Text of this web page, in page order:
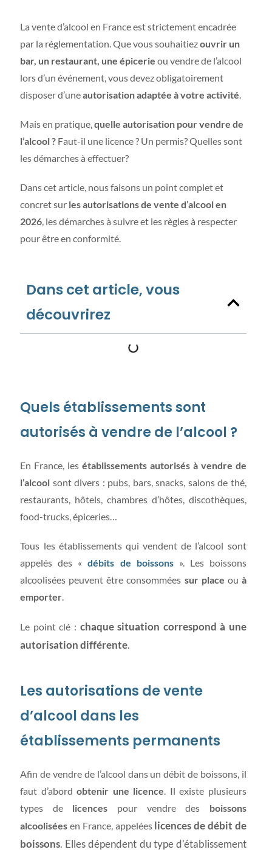
La vente d’alcool en France est strictement encadrée
par la réglementation. Que vous souhaitiezouvrir un
bar, un restaurant, une épicerie ou vendre de l’alcool
lors d’un événement, vous devez obligatoirement
disposer d’uneautorisation adaptée à votre activité.
Mais en pratique,quelle autorisation pour vendre de
l’alcool ? Faut-il une licence ? Un permis? Quelles sont
les démarches à effectuer?
Dans cet article, nous faisons un point complet et
concret sur les autorisations de vente d’alcool en
2026, les démarches à suivre et les règles à respecter
pour être en conformité.
Dans cet article, vous
découvrirez
Quels établissements sont
autorisés à vendre de l’alcool ?
En France, lesétablissements autorisés à vendre de
l’alcool sont divers : pubs, bars, snacks, salons de thé,
restaurants, hôtels, chambres d’hôtes, discothèques,
food-trucks, épiceries…
Tous les établissements qui vendent de l’alcool sont
appelés des «débits de boissons ». Les boissons
alcoolisées peuvent être consommées sur place ou à
emporter.
Le point clé : chaque situation correspond à une
autorisation différente.
Les autorisations de vente
d’alcool dans les
établissements permanents
Afin de vendre de l’alcool dans un débit de boissons, il
faut d’abordobtenir une licence. Il existe plusieurs
types de licences pour vendre des boissons
alcoolisées en France, appelées licences de débit de
boissons. Elles dépendent du type d’établissement